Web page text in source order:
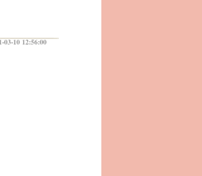
03-10 12:56:00